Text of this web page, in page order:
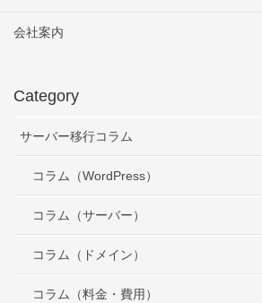
会社案内
Category
サーバー移行コラム
コラム（WordPress）
コラム（サーバー）
コラム（ドメイン）
コラム（料金・費用）